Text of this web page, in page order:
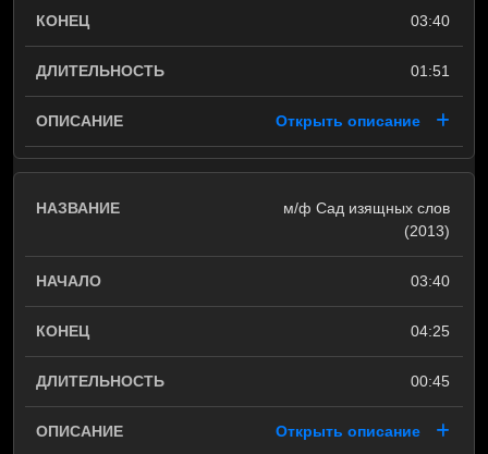
03:40
01:51
Открыть описание
м/ф Сад изящных слов
(2013)
03:40
04:25
00:45
Открыть описание